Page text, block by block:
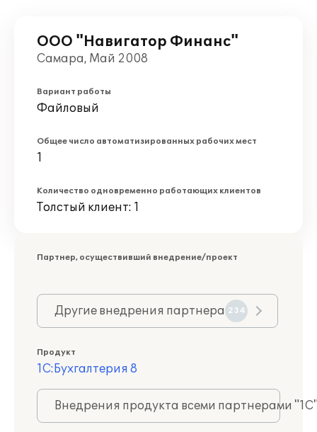
ООО "Навигатор Финанс"
Самара, Май 2008
Вариант работы
Файловый
Общее число автоматизированных рабочих мест
1
Количество одновременно работающих клиентов
Толстый клиент: 1
Партнер, осуществивший внедрение/проект
Другие внедрения партнера 234
Продукт
1С:Бухгалтерия 8
Внедрения продукта всеми партнерами